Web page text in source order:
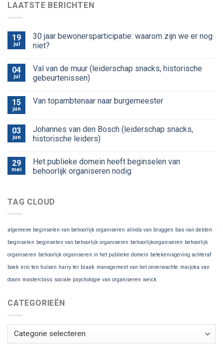
LAATSTE BERICHTEN
19
jul
30 jaar bewonersparticipatie: waarom zijn we er nog
niet?
04
jul
Val van de muur (leiderschap snacks, historische
gebeurtenissen)
15
jun
Van topambtenaar naar burgemeester
03
jun
Johannes van den Bosch (leiderschap snacks,
historische leiders)
29
mei
Het publieke domein heeft beginselen van
behoorlijk organiseren nodig
TAG CLOUD
algemene beginselen van behoorlijk organiseren alinda van bruggen bas van delden
beginselen beginselen van behoorlijk organiseren behoorlijkorganiseren behoorlijk
organiseren behoorlijk organiseren in het publieke domein betekenisgeving achteraf
boek eric ten hulsen harry ter braak management van het onverwachte marjoka van
doorn masterclass sociale psychologie van organiseren weick
CATEGORIEËN
Categorieën